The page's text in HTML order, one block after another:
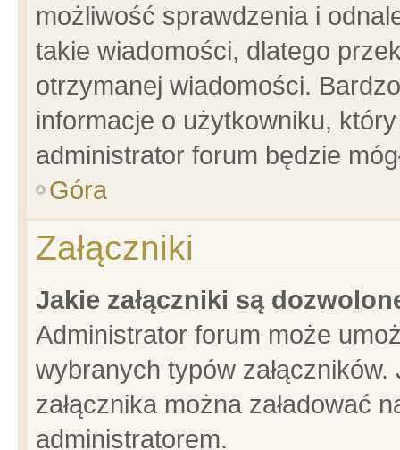
możliwość sprawdzenia i
takie wiadomości, dlatego
otrzymanej wiadomości.
informacje o użytkowniku,
administrator forum będzie
Góra
Załączniki
Jakie załączniki są
Administrator forum może
wybranych typów
załącznika można załadować
administratorem.